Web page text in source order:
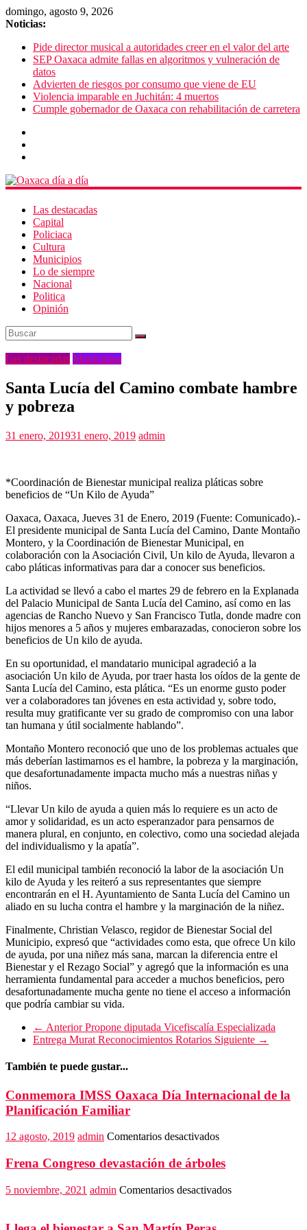
domingo, agosto 9, 2026
Noticias:
Pide director musical a autoridades creer en el valor del arte
SEP Oaxaca admite fallas en algoritmos y vulneración de
datos
Advierten de riesgos por consumo que viene de EU
Violencia imparable en Juchitán: 4 muertos
Cumple gobernador de Oaxaca con rehabilitación de carretera
Las destacadas
Capital
Policiaca
Cultura
Municipios
Lo de siempre
Nacional
Politica
Opinión
Las destacadas Municipios
Santa Lucía del Camino combate hambre
y pobreza
31 enero, 201931 enero, 2019 admin
*Coordinación de Bienestar municipal realiza pláticas sobre
beneficios de “Un Kilo de Ayuda”
Oaxaca, Oaxaca, Jueves 31 de Enero, 2019 (Fuente: Comunicado).-
El presidente municipal de Santa Lucía del Camino, Dante Montaño
Montero, y la Coordinación de Bienestar Municipal, en
colaboración con la Asociación Civil, Un kilo de Ayuda, llevaron a
cabo pláticas informativas para dar a conocer sus beneficios.
La actividad se llevó a cabo el martes 29 de febrero en la Explanada
del Palacio Municipal de Santa Lucía del Camino, así como en las
agencias de Rancho Nuevo y San Francisco Tutla, donde madre con
hijos menores a 5 años y mujeres embarazadas, conocieron sobre los
beneficios de Un kilo de ayuda.
En su oportunidad, el mandatario municipal agradeció a la
asociación Un kilo de Ayuda, por traer hasta los oídos de la gente de
Santa Lucía del Camino, esta plática. “Es un enorme gusto poder
ver a colaboradores tan jóvenes en esta actividad y, sobre todo,
resulta muy gratificante ver su grado de compromiso con una labor
tan humana y útil socialmente hablando”.
Montaño Montero reconoció que uno de los problemas actuales que
más deberían lastimarnos es el hambre, la pobreza y la marginación,
que desafortunadamente impacta mucho más a nuestras niñas y
niños.
“Llevar Un kilo de ayuda a quien más lo requiere es un acto de
amor y solidaridad, es un acto esperanzador para pensarnos de
manera plural, en conjunto, en colectivo, como una sociedad alejada
del individualismo y la apatía”.
El edil municipal también reconoció la labor de la asociación Un
kilo de Ayuda y les reiteró a sus representantes que siempre
encontrarán en el H. Ayuntamiento de Santa Lucía del Camino un
aliado en su lucha contra el hambre y la marginación de la niñez.
Finalmente, Christian Velasco, regidor de Bienestar Social del
Municipio, expresó que “actividades como esta, que ofrece Un kilo
de ayuda, por una niñez más sana, marcan la diferencia entre el
Bienestar y el Rezago Social” y agregó que la información es una
herramienta fundamental para acceder a muchos beneficios, pero
desafortunadamente mucha gente no tiene el acceso a información
que podría cambiar su vida.
← AnteriorPropone diputada Vicefiscalía Especializada
Entrega Murat Reconocimientos Rotarios Siguiente →
También te puede gustar...
Conmemora IMSS Oaxaca Día Internacional de la
Planificación Familiar
12 agosto, 2019 admin Comentarios desactivadosen
IMSS
Oaxaca
Día
Internacional
Frena Congreso devastación de árboles
5 noviembre, 2021 admin Comentarios desactivadosen